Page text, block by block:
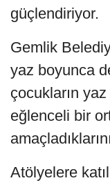
güçlendiriyor.
Gemlik
yaz boyunca
çocukların
eğlenceli bir
Atölyelere